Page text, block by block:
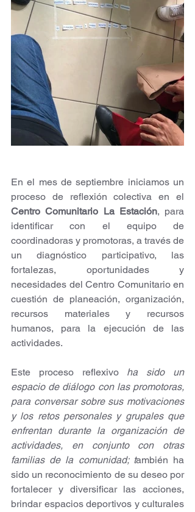
En el mes de septiembre iniciamos un
Centro Comunitario La Estación, para
identificar con el equipo de
coordinadoras y promotoras, a través de
un diagnóstico participativo, las
fortalezas, oportunidades y
necesidades del Centro Comunitario en
cuestión de planeación, organización,
recursos materiales y recursos
humanos, para la ejecución de las
actividades.
Este proceso reflexivo ha sido un
espacio de diálogo con las promotoras,
para conversar sobre sus motivaciones
y los retos personales y grupales que
enfrentan durante la organización de
actividades, en conjunto con otras
familias de la comunidad; también ha
sido un reconocimiento de su deseo por
fortalecer y diversificar las acciones,
brindar espacios deportivos y culturales